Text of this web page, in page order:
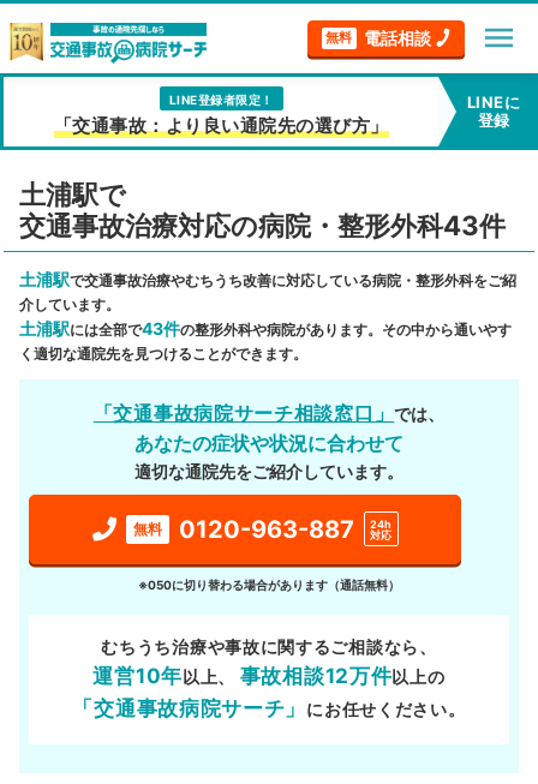
無料 電話相談 menu
LINE登録者限定！
「交通事故：より良い通院先の選び方」
LINEに
登録
土浦駅で
交通事故治療対応の病院・整形外科43件
土浦駅で交通事故治療やむちうち改善に対応している病院・整形外科をご紹
介しています。
土浦駅には全部で43件の整形外科や病院があります。その中から通いやす
く適切な通院先を見つけることができます。
「交通事故病院サーチ相談窓口」では、
あなたの症状や状況に合わせて
適切な通院先をご紹介しています。
無料 0120-963-887
24h
対応
※050に切り替わる場合があります（通話無料）
むちうち治療や事故に関するご相談なら、
運営10年以上、 事故相談12万件以上の
「交通事故病院サーチ」 にお任せください。